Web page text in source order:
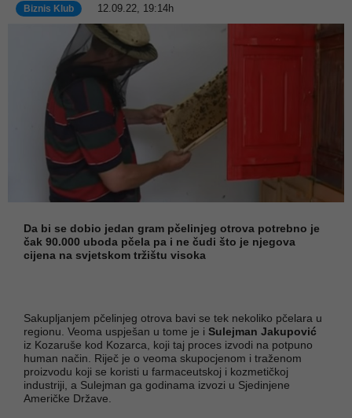
Biznis Klub 12.09.22, 19:14h
Da bi se dobio jedan gram pčelinjeg otrova potrebno je
čak 90.000 uboda pčela pa i ne čudi što je njegova
cijena na svjetskom tržištu visoka
Sakupljanjem pčelinjeg otrova bavi se tek nekoliko pčelara u
regionu. Veoma uspješan u tome je i Sulejman Jakupović
iz Kozaruše kod Kozarca, koji taj proces izvodi na potpuno
human način. Riječ je o veoma skupocjenom i traženom
proizvodu koji se koristi u farmaceutskoj i kozmetičkoj
industriji, a Sulejman ga godinama izvozi u Sjedinjene
Američke Države.